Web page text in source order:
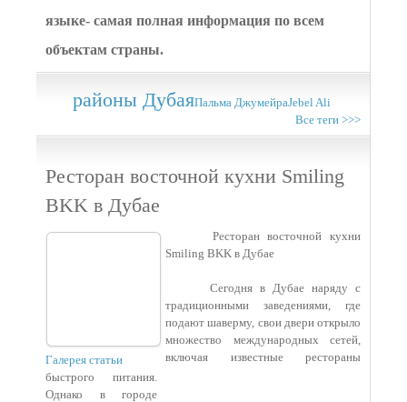
языке- самая полная информация по всем
объектам страны.
районы ДубаяПальма ДжумейраJebel Ali
Все теги >>>
Ресторан восточной кухни Smiling
BKK в Дубае
Галерея статьи
Ресторан восточной кухни
Smiling BKK в Дубае
Сегодня в Дубае наряду с
традиционными заведениями, где
подают шаверму, свои двери открыло
множество международных сетей,
включая известные рестораны
быстрого питания.
Однако в городе